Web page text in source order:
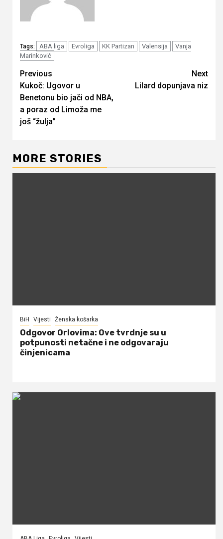
Tags: ABA liga Evroliga KK Partizan Valensija
Vanja
Marinković
Continue
Reading
Previous
Kukoč: Ugovor u
Benetonu bio jači od NBA,
a poraz od Limoža me
još “žulja”
Next
Lilard dopunjava niz
MORE STORIES
BiH Vijesti Ženska košarka
Odgovor Orlovima: ​Ove tvrdnje su u
potpunosti netačne i ne odgovaraju
činjenicama